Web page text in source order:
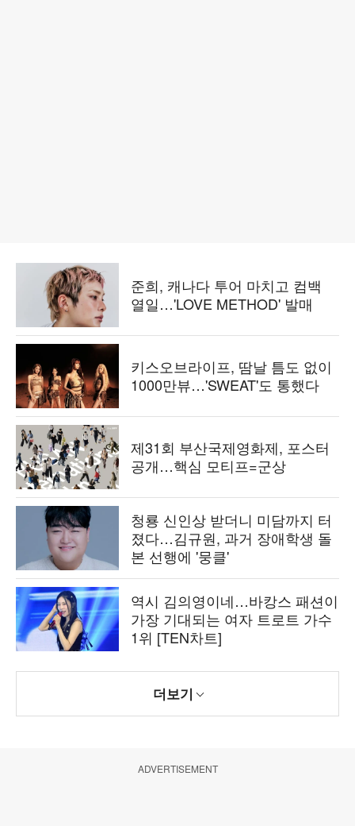
준희, 캐나다 투어 마치고 컴백
열일…'LOVE METHOD' 발매
키스오브라이프, 땀날 틈도 없이
1000만뷰…'SWEAT'도 통했다
제31회 부산국제영화제, 포스터
공개…핵심 모티프=군상
청룡 신인상 받더니 미담까지 터
졌다…김규원, 과거 장애학생 돌
본 선행에 '뭉클'
역시 김의영이네…바캉스 패션이
가장 기대되는 여자 트로트 가수
1위 [TEN차트]
더보기
ADVERTISEMENT